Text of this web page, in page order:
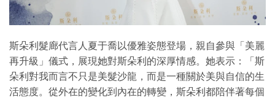
斯朵利髮廊代言人夏于喬以優雅姿態登場，親自參與「美麗
再升級」儀式，展現她對斯朵利的深厚情感。她表示：「斯
朵利對我而言不只是美髮沙龍，而是一種關於美與自信的生
活態度。從外在的變化到內在的轉變，斯朵利都陪伴著每個